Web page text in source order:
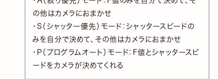
の他はカメラにおまかせ
・S（シャッター優先）モード：シャッタースピードの
みを自分で決めて、その他はカメラにおまかせ
・P（プログラムオート）モード：F値とシャッタースピ
ードをカメラが決めてくれる